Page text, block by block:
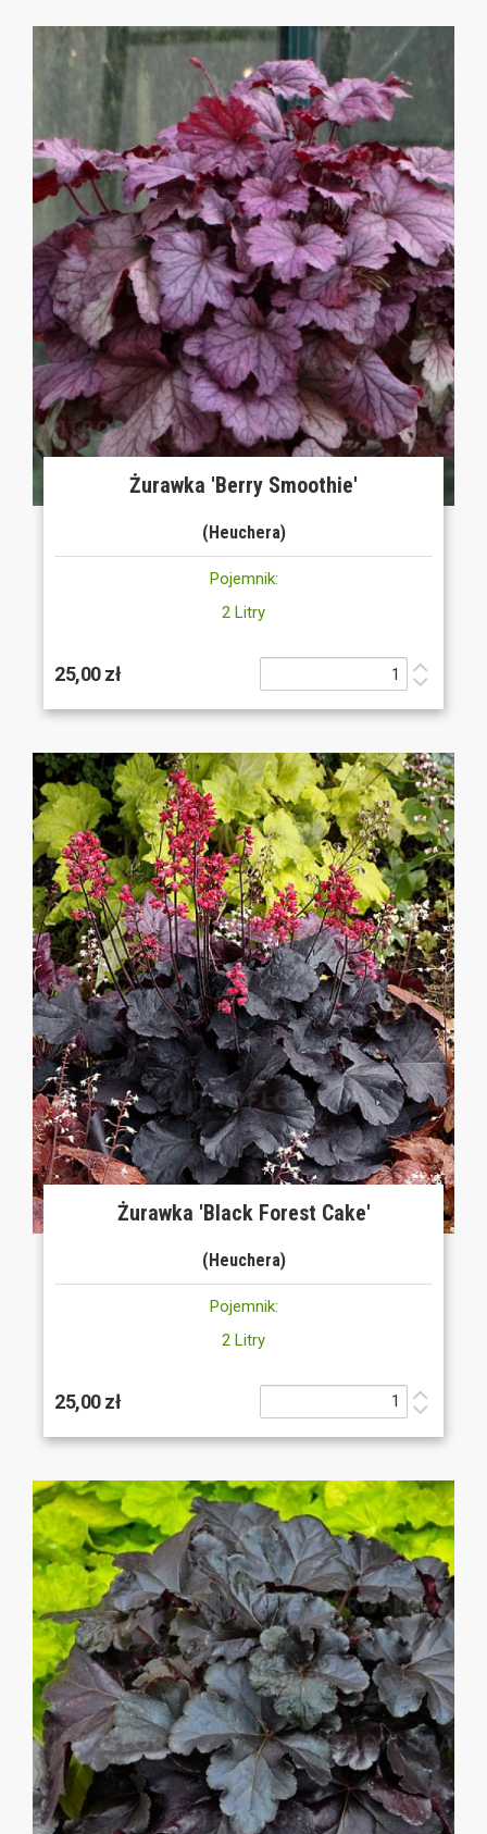
Żurawka 'Berry Smoothie'
(Heuchera)
Pojemnik:
2 Litry
25,00 zł
Żurawka 'Black Forest Cake'
(Heuchera)
Pojemnik:
2 Litry
25,00 zł